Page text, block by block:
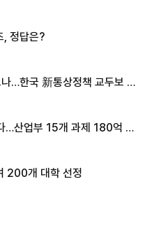
, 정답은?
…한국 新통상정책 교두보 활
…산업부 15개 과제 180억 지
200개 대학 선정